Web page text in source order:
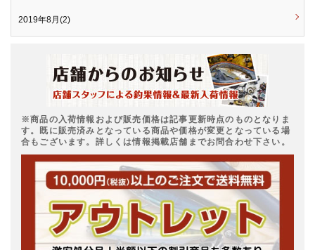
2019年8月(2)
※商品の入荷情報および販売価格は記事更新時点のものとなりま
す。既に販売済みとなっている商品や価格が変更となっている場
合もございます。詳しくは情報掲載店舗までお問合わせ下さい。